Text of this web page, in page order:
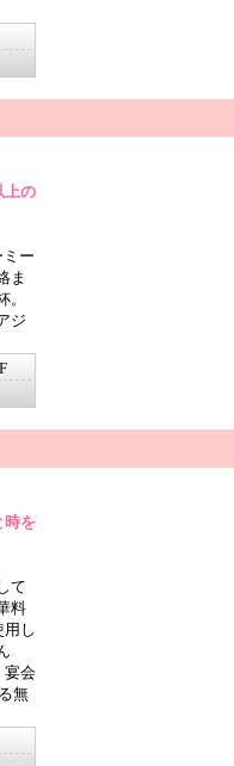
上の
ー
ま
ジ
時を
て
料
し
宴会
無